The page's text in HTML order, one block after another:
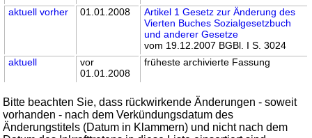
aktuell vorher 01.01.2008
Artikel 1 Gesetz zur Änderung des
Vierten Buches Sozialgesetzbuch
und anderer Gesetze
vom 19.12.2007 BGBl. I S. 3024
aktuell
vor
01.01.2008
früheste archivierte Fassung
Bitte beachten Sie, dass rückwirkende Änderungen - soweit
vorhanden - nach dem Verkündungsdatum des
Änderungstitels (Datum in Klammern) und nicht nach dem